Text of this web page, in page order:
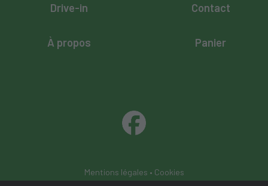
Drive-in
À propos
Contact
Panier
Mentions légales • Cookies